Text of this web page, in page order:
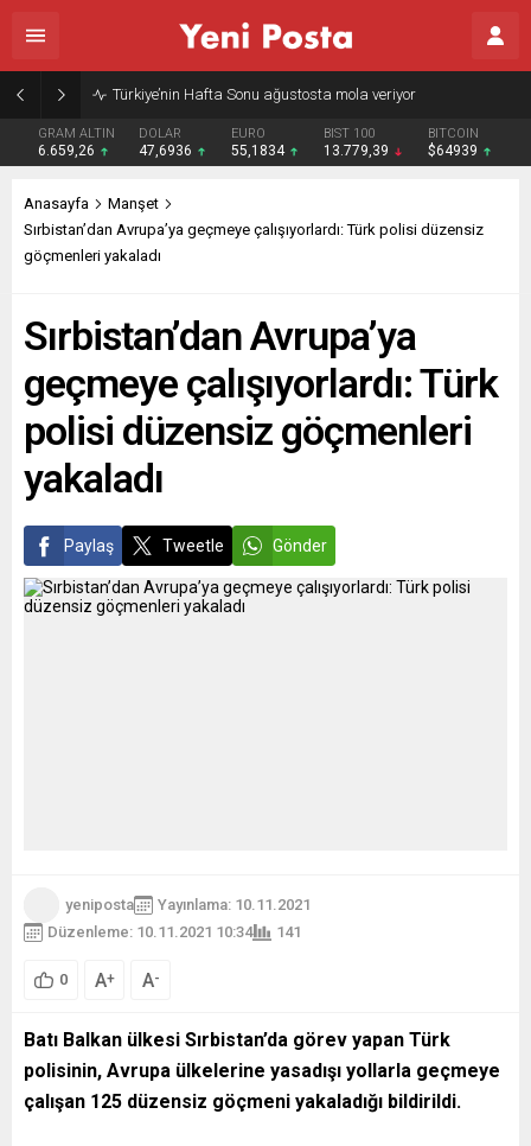
Türkiye’nin Hafta Sonu ağustosta mola veriyor
GRAM ALTIN
6.659,26
DOLAR
47,6936
EURO
55,1834
BIST 100
13.779,39
BITCOIN
$64939
Anasayfa
Manşet
Sırbistan’dan Avrupa’ya geçmeye çalışıyorlardı: Türk polisi düzensiz
göçmenleri yakaladı
Sırbistan’dan Avrupa’ya
geçmeye çalışıyorlardı: Türk
polisi düzensiz göçmenleri
yakaladı
Paylaş Tweetle Gönder
yeniposta
Yayınlama: 10.11.2021
Düzenleme: 10.11.2021 10:34
141
0 A+ A-
Batı Balkan ülkesi Sırbistan’da görev yapan Türk
polisinin, Avrupa ülkelerine yasadışı yollarla geçmeye
çalışan 125 düzensiz göçmeni yakaladığı bildirildi.